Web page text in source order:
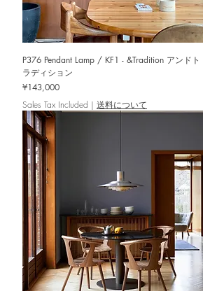
P376 Pendant Lamp / KF1 - &Tradition アンドト
ラディション
Price
¥143,000
Sales Tax Included | 送料について